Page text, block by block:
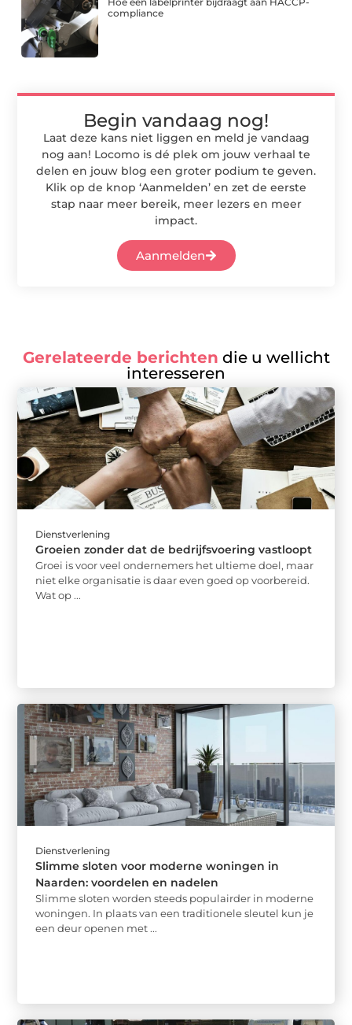
compliance
Begin vandaag nog!
Laat deze kans niet liggen en meld je vandaag
nog aan! Locomo is dé plek om jouw verhaal te
delen en jouw blog een groter podium te geven.
Klik op de knop ‘Aanmelden’ en zet de eerste
stap naar meer bereik, meer lezers en meer
impact.
Aanmelden
Gerelateerde berichten die u wellicht
interesseren
Dienstverlening
Groeien zonder dat de bedrijfsvoering vastloopt
Groei is voor veel ondernemers het ultieme doel, maar
niet elke organisatie is daar even goed op voorbereid.
Wat op ...
Dienstverlening
Slimme sloten voor moderne woningen in
Naarden: voordelen en nadelen
Slimme sloten worden steeds populairder in moderne
woningen. In plaats van een traditionele sleutel kun je
een deur openen met ...